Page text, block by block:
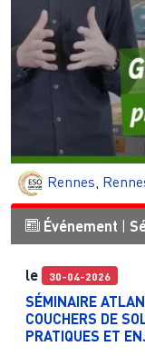
Rennes
Événement |
le 30-04-2026
SÉMINAIRE
COUCHERS DE
PRATIQUES ET